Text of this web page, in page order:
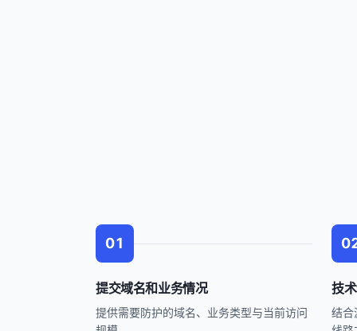
01
提交域名和业务情况
提供需要防护的域名、业务类型与当前访问
技
结合